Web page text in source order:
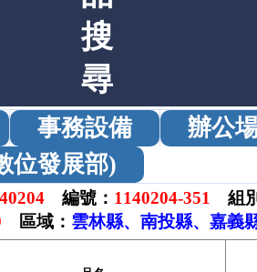
搜
尋
事務設備
辦公
位發展部)
編號： 1140204-351
組
區域： 雲林縣、南投縣、嘉義